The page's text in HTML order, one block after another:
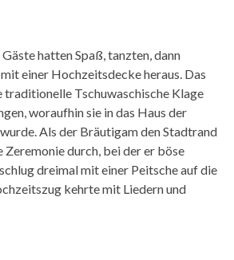
hatten Spaß, tanzten, dann
einer Hochzeitsdecke heraus. Das
traditionelle Tschuwaschische Klage
woraufhin sie in das Haus der
Als der Bräutigam den Stadtrand
Zeremonie durch, bei der er böse
dreimal mit einer Peitsche auf die
kehrte mit Liedern und